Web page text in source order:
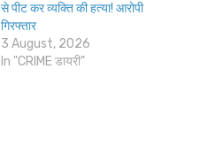
से पीट कर व्यक्ति की हत्या! आरोपी
गिरफ्तार
3 August, 2026
In "CRIME डायरी"